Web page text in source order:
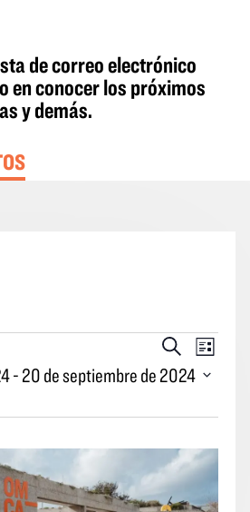
de correo electrónico
en conocer los próximos
y demás.
Eventos
Búsqueda
vistas
Buscar
por
vistas
de
los
Lista
- 20 de septiembre de 2024